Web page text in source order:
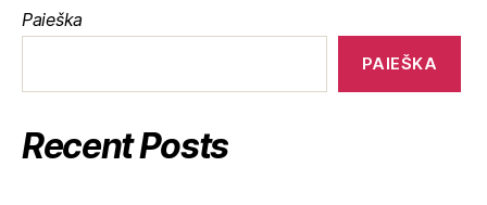
Paieška
PAIEŠKA
Recent Posts